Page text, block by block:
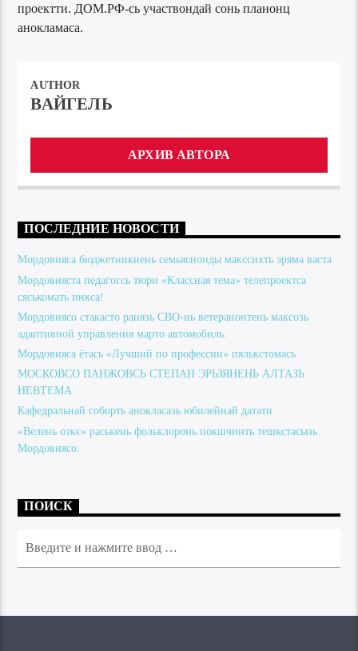
проектти. ДОМ.РФ-сь участвондай сонь планонц
анокламаса.
AUTHOR
ВАЙГЕЛЬ
АРХИВ АВТОРА
ПОСЛЕДНИЕ НОВОСТИ
Мордовияса бюджетникнень семьяснонды макссихть эряма васта
Мордовияста педагогсь тюри «Классная тема» телепроектса
сяськомать инкса!
Мордовиясо стакасто ранязь СВО-нь ветеранонтень максозь
адаптивной управления марто автомобиль.
Мордовияса ётась «Лучший по профессии» пялькстомась
МОСКОВСО ПАНЖОВСЬ СТЕПАН ЭРЬЗЯНЕНЬ АЛТАЗЬ
НЕВТЕМА
Кафедральнай соборть анокласазь юбилейнай датати
«Велень озкс» раськень фольклоронь покшчинть тешкстасызь
Мордовиясо.
ПОИСК